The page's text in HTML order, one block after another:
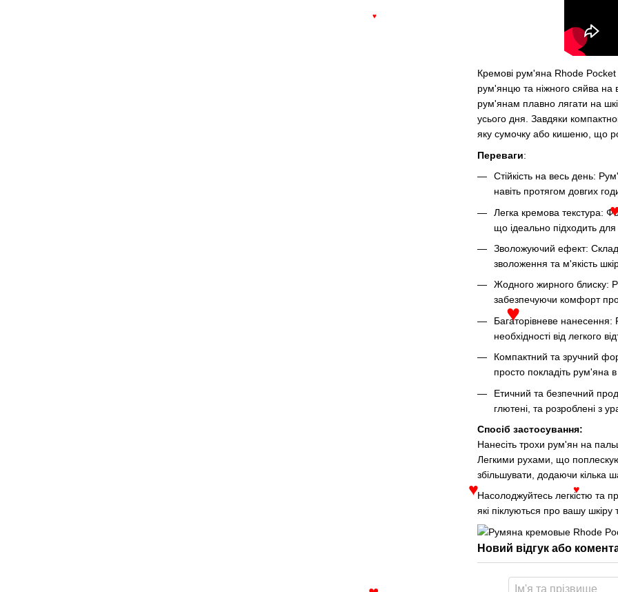
Кремові рум'яна Rhode Pocket
рум'янцю та ніжного сяйва на
рум'янам плавно лягати на
усього дня. Завдяки
яку сумочку або кишеню, що
Переваги:
Стійкість на весь день:
навіть протягом довгих
Легка кремова текстура:
що ідеально підходить
Зволожуючий ефект:
зволоження та м'якість
Жодного жирного блиску:
забезпечуючи комфорт
Багаторівневе
необхідності від легкого
Компактний та зручний
просто покладіть рум'яна
Етичний та безпечний
глютені, та розроблені з
Спосіб застосування:
Нанесіть трохи рум'ян на
Легкими рухами, що
збільшувати, додаючи кілька
Насолоджуйтесь легкістю та
які піклуються про вашу
Новий відгук або
♥
♥
♥